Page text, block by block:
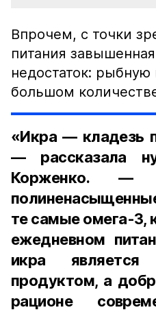
Впрочем, с точки
питания
недостаток: рыбную
большом
«Икра — кладезь
— рассказала
Корженко. —
те самые омега-3,
ежедневном
икра является
продуктом, а
рационе